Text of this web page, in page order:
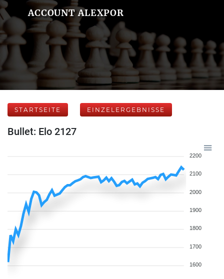
ACCOUNT ALEXPOR
STARTSEITE EINZELERGEBNISSE
Bullet: Elo 2127
2200
2100
2000
1900
1800
1700
1600